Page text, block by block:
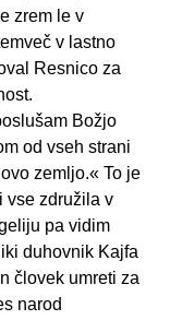
zrem le v
v lastno
Resnico za
Božjo
od vseh strani
zemljo.« To je
vse združila v
pa vidim
duhovnik Kajfa
človek umreti za
narod